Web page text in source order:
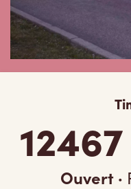
Ouvert ·